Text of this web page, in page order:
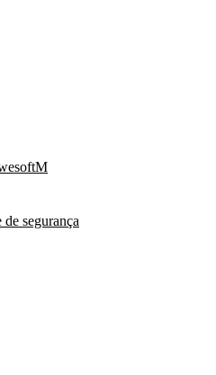
segurança